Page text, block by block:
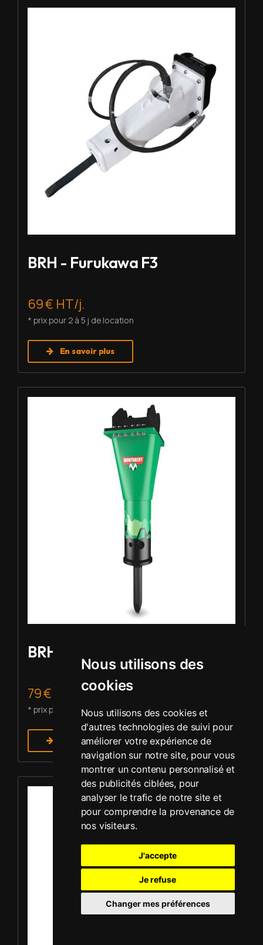
Nous utilisons des
cookies
Nous utilisons des cookies et
d'autres technologies de suivi pour
améliorer votre expérience de
navigation sur notre site, pour vous
montrer un contenu personnalisé et
des publicités ciblées, pour
analyser le trafic de notre site et
pour comprendre la provenance de
nos visiteurs.
J'accepte
Je refuse
Changer mes préférences
BRH - Furukawa F3
69 € HT/j.
* prix pour 2 à 5 j de location
En savoir plus
Louer BRH - Furukawa F3
BRH - Montabert SC-22
79 € HT/j.
* prix pour 2 à 5 j de location
En savoir plus
Louer BRH - Montabert SC-22
Louer Plaque vibrante - Mikasa MVC-F60R